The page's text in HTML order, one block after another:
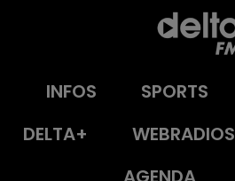
INFOS SPORTS
DELTA+
WEBRADIOS